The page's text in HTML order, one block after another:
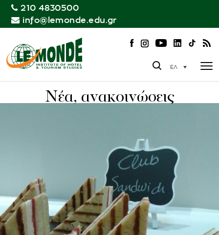
210 4830500
info@lemonde.edu.gr
ΕΛ
Νέα, ανακοινώσεις